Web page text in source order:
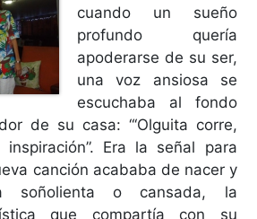
cuando un sueño
profundo quería
apoderarse de su ser,
una voz ansiosa se
escuchaba al fondo
de su casa: “‘Olguita corre,
Era la señal para
canción acababa de nacer y
soñolienta o cansada, la
que compartía con su